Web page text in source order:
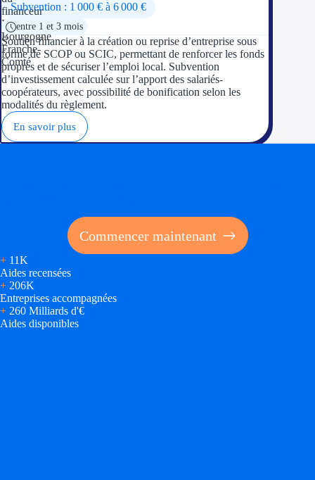
Subvention : 1 000 € à 6 000 €
entre 1 et 3 mois
Soutien financier à la création ou reprise d’entreprise sous
forme de SCOP ou SCIC, permettant de renforcer les fonds
propres et de sécuriser l’emploi local. Subvention
d’investissement calculée sur l’apport des salariés-
coopérateurs, avec possibilité de bonification selon les
modalités du règlement.
En savoir plus
Commencer maintenant
+ 11K
Aides recensées
+ 206K
Entreprises accompagnées
+ 260 Milliards d'€
Aides disponibles